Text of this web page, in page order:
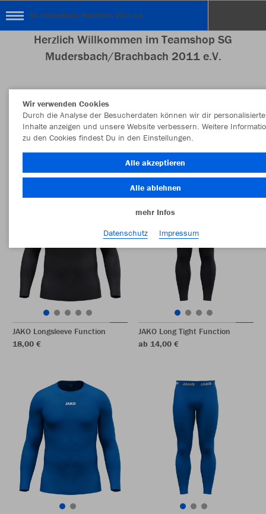
SG Mudersbach/Brachbach 2011 e.V.
Herzlich Willkommen im Teamshop SG
Mudersbach/Brachbach 2011 e.V.
Nachhaltig Farbe
JAKO Longsleeve Function
18,00 €
JAKO Long Tight Function
ab 14,00 €
Wir verwenden Cookies
Durch die Analyse der Besucherdaten können wir dir personalisierte
Inhalte anzeigen und unsere Website verbessern. Weitere
zu den Cookies findest Du in den Einstellungen.
Alle akzeptieren
Alle ablehnen
mehr Infos
Datenschutz
Impressum